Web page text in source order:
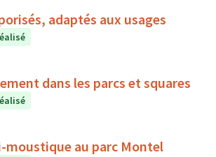
adaptés aux usages
dans les parcs et squares
moustique au parc Montel